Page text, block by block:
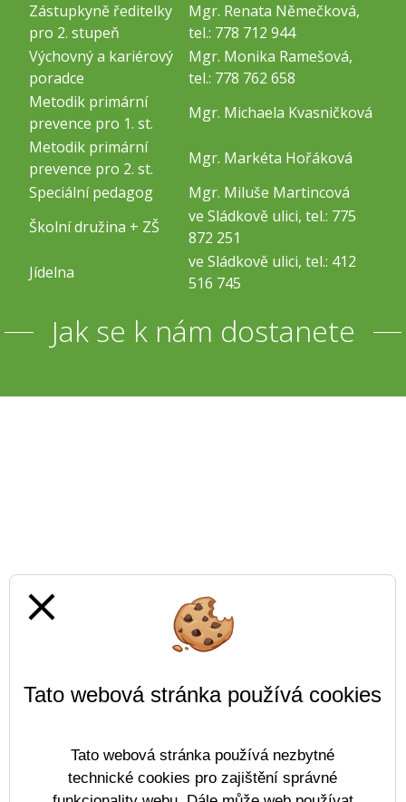
Zástupkyně ředitelky
pro 2. stupeň
Mgr. Renata Němečková,
tel.: 778 712 944
Výchovný a kariérový
poradce
Mgr. Monika Ramešová,
tel.: 778 762 658
Metodik primární
prevence pro 1. st.
Mgr. Michaela Kvasničková
Metodik primární
prevence pro 2. st.
Mgr. Markéta Hořáková
Speciální pedagog
Mgr. Miluše Martincová
Školní družina + ZŠ
ve Sládkově ulici, tel.: 775
872 251
Jídelna
ve Sládkově ulici, tel.: 412
516 745
Jak se k nám dostanete
close
Tato webová stránka používá cookies
Tato webová stránka používá nezbytné
technické cookies pro zajištění správné